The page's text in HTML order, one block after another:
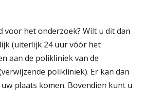
voor het onderzoek? Wilt u dit dan
(uiterlijk 24 uur vóór het
aan de polikliniek van de
polikliniek). Er kan dan
plaats komen. Bovendien kunt u